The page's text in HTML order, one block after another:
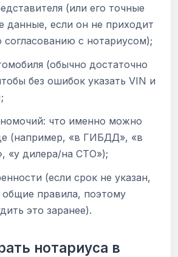
(или его точные
данные, если он не приходит
с нотариусом);
(обычно достаточно
без ошибок указать VIN и
что именно можно
(например, «в ГИБДД», «в
«у дилера/на СТО»);
(если срок не указан,
правила, поэтому
это заранее).
нотариуса в